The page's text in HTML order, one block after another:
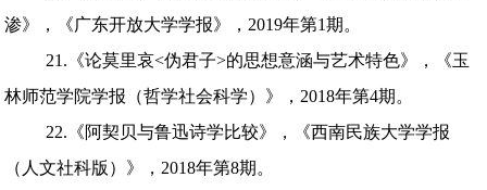
渗》，《广东开放大学学报》，2019年第1期。
21.《论莫里哀<伪君子>的思想意涵与艺术特色》，《玉
林师范学院学报（哲学社会科学）》，2018年第4期。
22.《阿契贝与鲁迅诗学比较》，《西南民族大学学报
（人文社科版）》，2018年第8期。